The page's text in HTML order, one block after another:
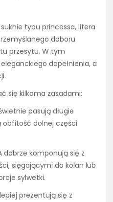
typu princessa, litera
doboru
przesytu. W tym
dopełnienia, a
się kilkoma zasadami:
pasują długie
obfitość dolnej części
dobrze komponują się z
sięgającymi do kolan lub
sylwetki.
prezentują się z